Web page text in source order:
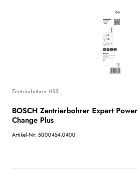
Zentrierbohrer HSS
BOSCH Zentrierbohrer Expert Power
Change Plus
Artikel-Nr: 5000454.0400